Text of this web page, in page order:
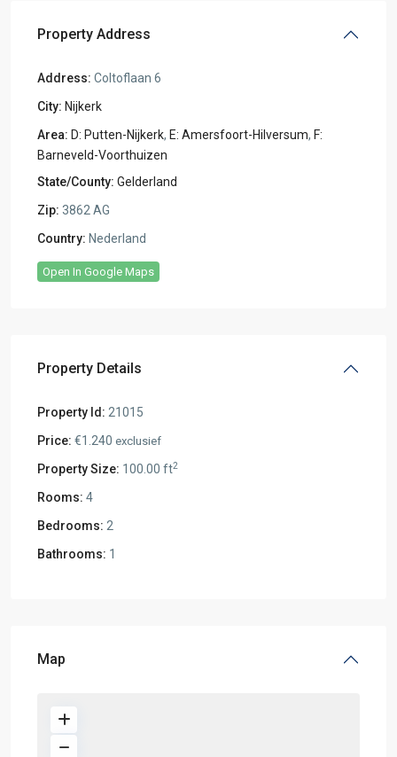
Property Address
Address: Coltoflaan 6
City: Nijkerk
Area: D: Putten-Nijkerk, E: Amersfoort-Hilversum, F:
Barneveld-Voorthuizen
State/County: Gelderland
Zip: 3862 AG
Country: Nederland
Open In Google Maps
Property Details
Property Id: 21015
Price: €1.240 exclusief
Property Size: 100.00 ft2
Rooms: 4
Bedrooms: 2
Bathrooms: 1
Map